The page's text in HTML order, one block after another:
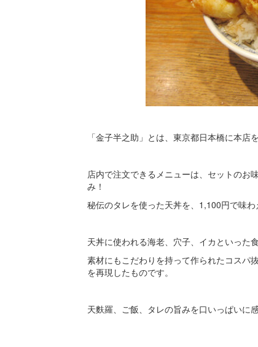
「金子半之助」とは、東京都日本橋に本店
店内で注文できるメニューは、セットのお
み！
秘伝のタレを使った天丼を、1,100円で味わ
天丼に使われる海老、穴子、イカといった
素材にもこだわりを持って作られたコスパ
を再現したものです。
天麩羅、ご飯、タレの旨みを口いっぱいに